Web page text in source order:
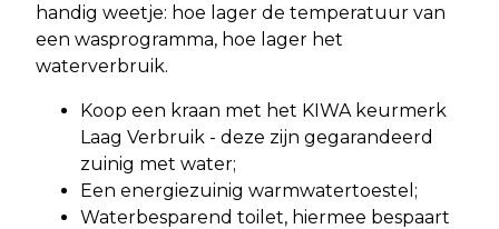
handig weetje: hoe lager de temperatuur van
een wasprogramma, hoe lager het
waterverbruik.
Koop een kraan met het KIWA keurmerk
Laag Verbruik - deze zijn gegarandeerd
zuinig met water;
Een energiezuinig warmwatertoestel;
Waterbesparend toilet, hiermee bespaart